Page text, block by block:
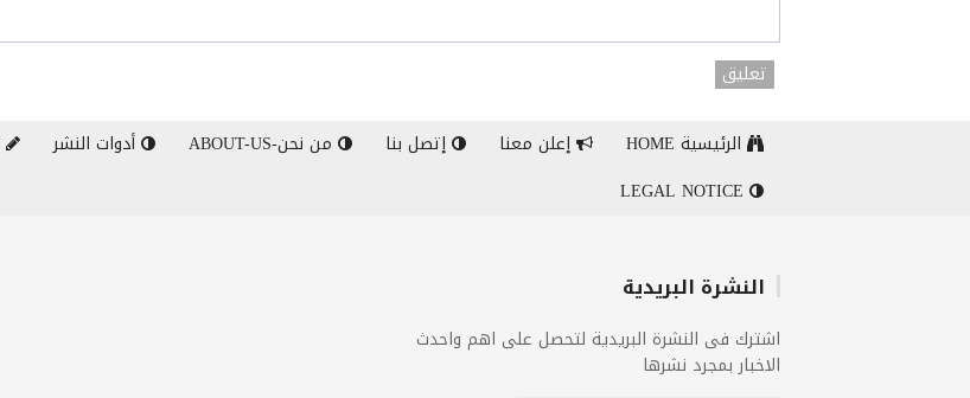
تعليق
الرئيسية HOME إعلن معنا إتصل بنا من نحن-ABOUT-US أدوات النشر
النشرة البريدية
اشترك فى النشرة البريدية لتحصل على اهم واحدث
الاخبار بمجرد نشرها